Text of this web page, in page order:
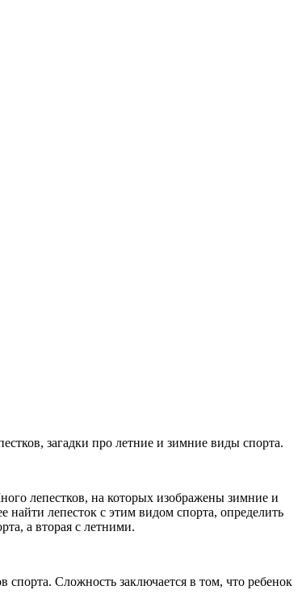
загадки про летние и зимние виды спорта.
лепестков, на которых изображены зимние и
найти лепесток с этим видом спорта, определить
а вторая с летними.
Сложность заключается в том, что ребенок